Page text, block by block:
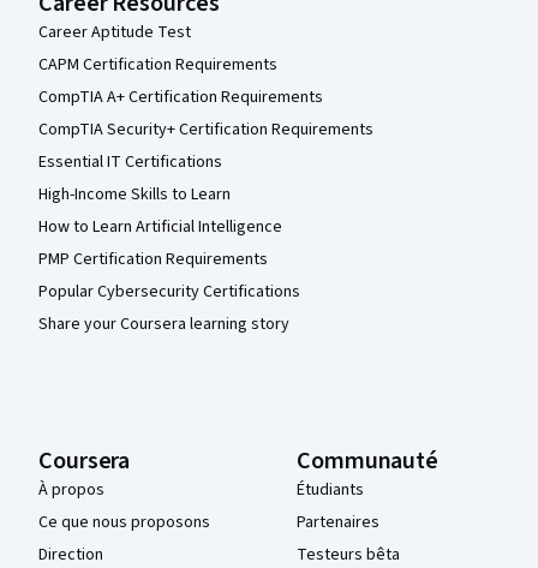
Career Aptitude Test
CAPM Certification Requirements
CompTIA A+ Certification Requirements
CompTIA Security+ Certification Requirements
Essential IT Certifications
High-Income Skills to Learn
How to Learn Artificial Intelligence
PMP Certification Requirements
Popular Cybersecurity Certifications
Share your Coursera learning story
Coursera
À propos
Ce que nous proposons
Direction
Communauté
Étudiants
Partenaires
Testeurs bêta